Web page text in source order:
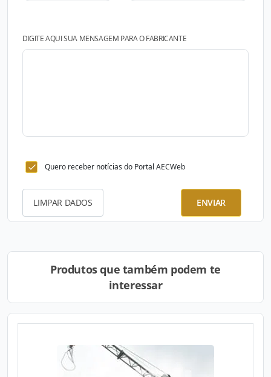
DIGITE AQUI SUA MENSAGEM PARA O FABRICANTE
Quero receber notícias do Portal AECWeb
LIMPAR DADOS ENVIAR
Produtos que também podem te
interessar